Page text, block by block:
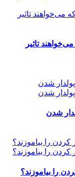
تاثیر
را بیاموزند؟